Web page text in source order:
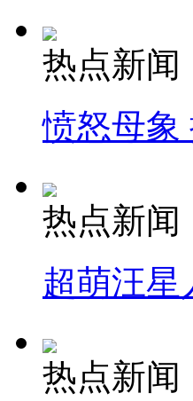
热点新闻
愤怒母象
热点新闻
超萌汪星
热点新闻